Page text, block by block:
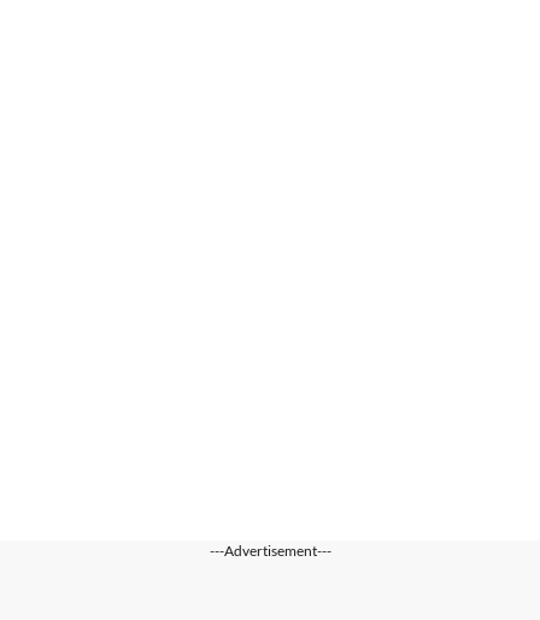
---Advertisement---